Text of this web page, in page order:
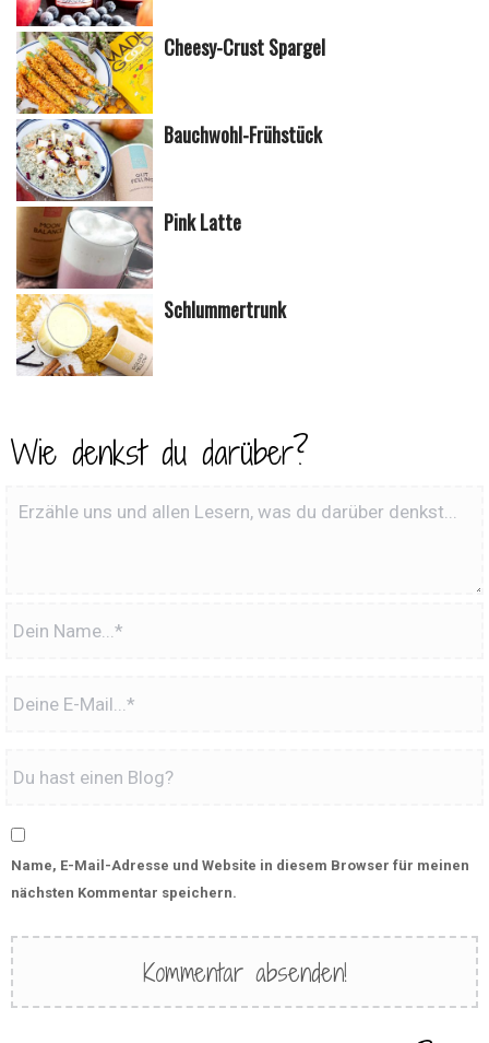
Cheesy-Crust Spargel
Bauchwohl-Frühstück
Pink Latte
Schlummertrunk
Wie denkst du darüber?
Name, E-Mail-Adresse und Website in diesem Browser für meinen
nächsten Kommentar speichern.